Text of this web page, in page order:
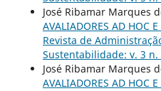
José Ribamar Marques
AVALIADORES AD HOC
Revista de
Sustentabilidade: v. 3 n.
José Ribamar Marques
AVALIADORES AD HOC